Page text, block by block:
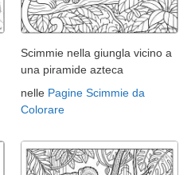
Scimmie nella giungla vicino a
una piramide azteca
nelle Pagine Scimmie da
Colorare